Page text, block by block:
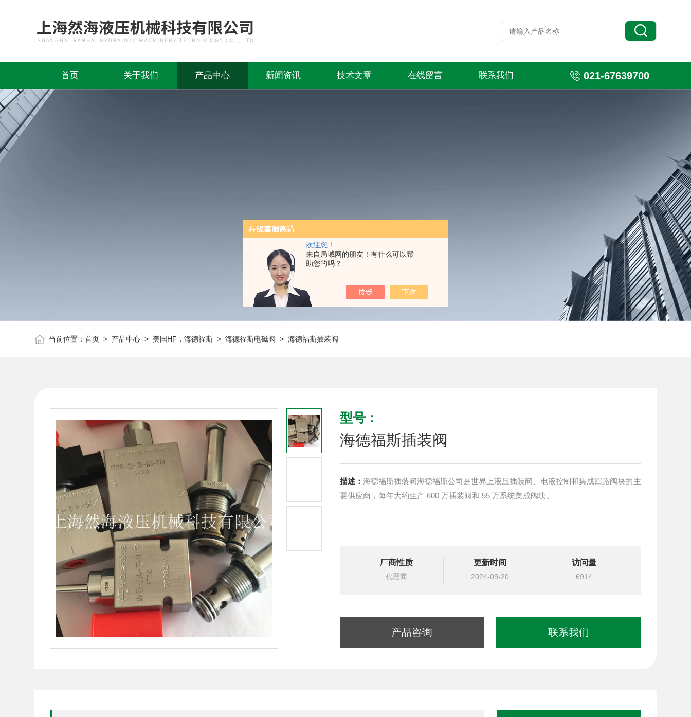
欢迎您！
来自局域网的朋友！有什么可以帮
助您的吗？
首页 关于我们 产品中心 新闻资讯 技术文章 在线留言 联系我们 021-67639700
当前位置：首页 > 产品中心 > 美国HF，海德福斯 >海德福斯电磁阀 > 海德福斯插装阀
型号：
海德福斯插装阀
描述： 海德福斯插装阀海德福斯公司是世界上液压插装阀、电液控制和集成回路阀块的主
要供应商，每年大约生产 600 万插装阀和 55 万系统集成阀块。
厂商性质
代理商
更新时间
2024-09-20
访问量
6914
产品咨询 联系我们